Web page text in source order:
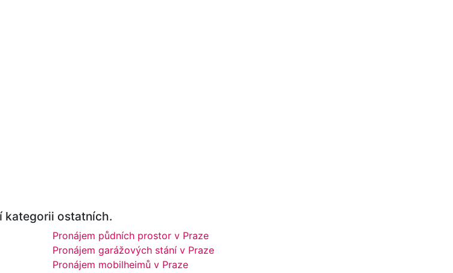
kategorii ostatních.
Pronájem půdních prostor v Praze
Pronájem garážových stání v Praze
Pronájem mobilheimů v Praze